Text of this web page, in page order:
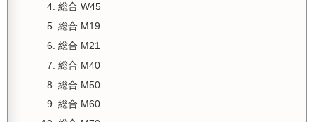
総合 W45
総合 M19
総合 M21
総合 M40
総合 M50
総合 M60